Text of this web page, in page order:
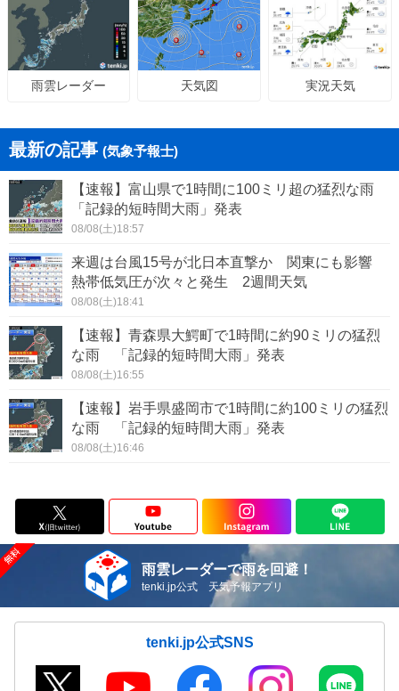
雨雲レーダー 天気図 実況天気
最新の記事 (気象予報士)
【速報】富山県で1時間に100ミリ超の猛烈な雨
「記録的短時間大雨」発表
08/08(土)18:57
来週は台風15号が北日本直撃か 関東にも影響
熱帯低気圧が次々と発生 2週間天気
08/08(土)18:41
【速報】青森県大鰐町で1時間に約90ミリの猛烈
な雨 「記録的短時間大雨」発表
08/08(土)16:55
【速報】岩手県盛岡市で1時間に約100ミリの猛烈
な雨 「記録的短時間大雨」発表
08/08(土)16:46
雨雲レーダーで雨を回避！
tenki.jp公式 天気予報アプリ
tenki.jp公式SNS